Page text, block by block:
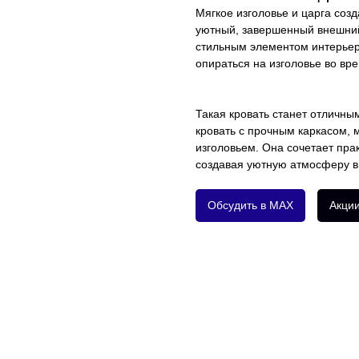
Мягкое изголовье и царга
уютный, завершенный
стильным элементом
опираться на изголовье во
Такая кровать станет
кровать с прочным
изголовьем. Она сочетает
создавая уютную атмосферу
Обсудить в MAX